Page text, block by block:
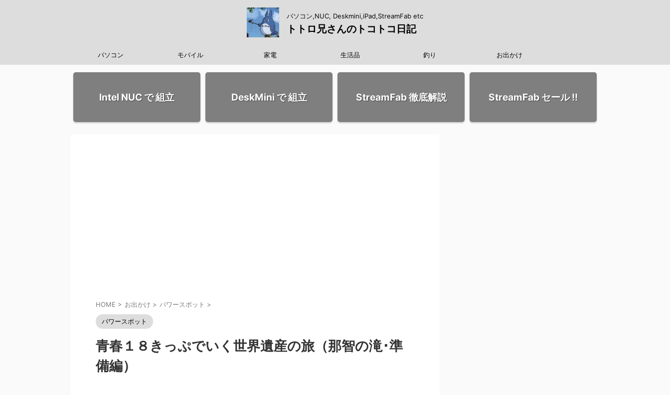
パソコン,NUC, Deskmini,iPad,StreamFab etc
トトロ兄さんのトコトコ日記
パソコン モバイル 家電 生活品 釣り お出かけ
Intel NUC で 組立 DeskMini で 組立 StreamFab 徹底解説 StreamFab セール !!
HOME > お出かけ > パワースポット >
パワースポット
青春１８きっぷでいく世界遺産の旅（那智の滝･準
備編）